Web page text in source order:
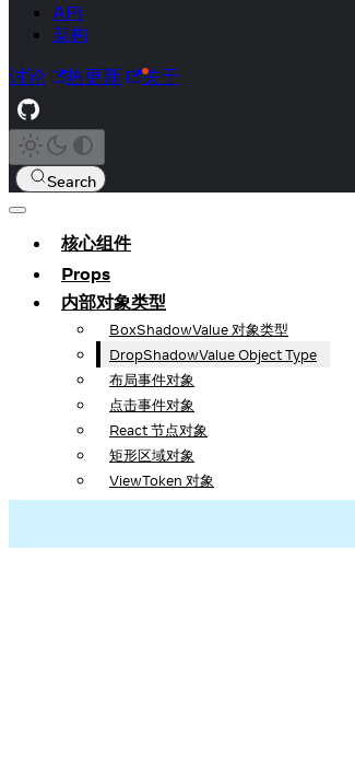
API
架构
讨论 热更新 关于
Search
核心组件
Props
内部对象类型
BoxShadowValue 对象类型
DropShadowValue Object Type
布局事件对象
点击事件对象
React 节点对象
矩形区域对象
ViewToken 对象